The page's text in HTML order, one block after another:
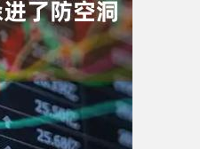
4694.44 43.13